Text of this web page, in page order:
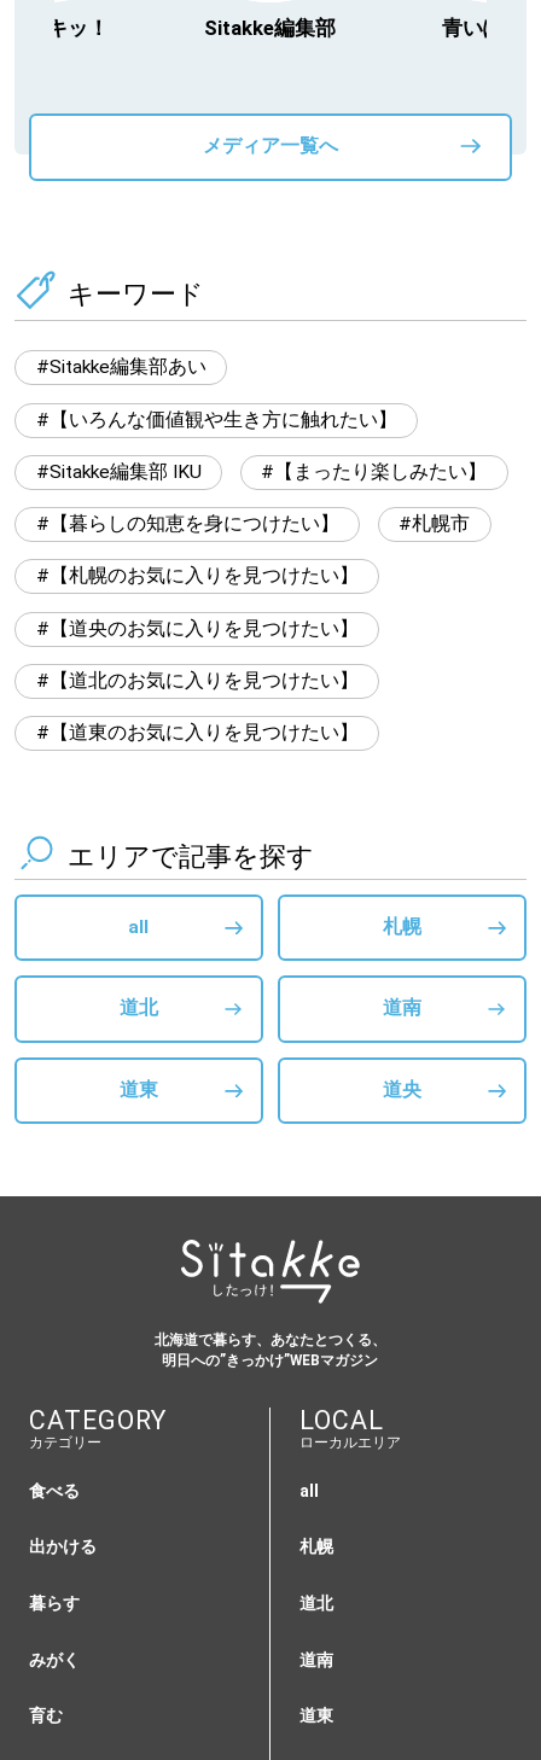
日ドキッ！ Sitakke編集部 青いぽす
メディア一覧へ
キーワード
Sitakke編集部あい
【いろんな価値観や生き方に触れたい】
Sitakke編集部 IKU 【まったり楽しみたい】
【暮らしの知恵を身につけたい】 札幌市
【札幌のお気に入りを見つけたい】
【道央のお気に入りを見つけたい】
【道北のお気に入りを見つけたい】
【道東のお気に入りを見つけたい】
エリアで記事を探す
all 札幌
道北 道南
道東 道央
北海道で暮らす、あなたとつくる、
明日への”きっかけ”WEBマガジン
CATEGORY
カテゴリー
食べる
出かける
暮らす
みがく
育む
LOCAL
ローカルエリア
all
札幌
道北
道南
道東